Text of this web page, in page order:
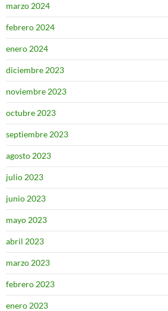
marzo 2024
febrero 2024
enero 2024
diciembre 2023
noviembre 2023
octubre 2023
septiembre 2023
agosto 2023
julio 2023
junio 2023
mayo 2023
abril 2023
marzo 2023
febrero 2023
enero 2023